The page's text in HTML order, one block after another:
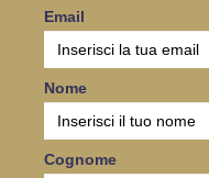
Email
Nome
Cognome